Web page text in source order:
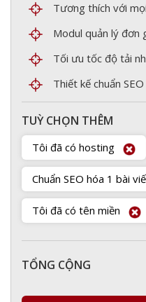
Tương thích với
Modul quản lý đơn
Tối ưu tốc độ tải
Thiết kế chuẩn
TUỲ CHỌN THÊM
Tôi đã có hosting
Chuẩn SEO hóa 1 bài
Tôi đã có tên miền
TỔNG CỘNG